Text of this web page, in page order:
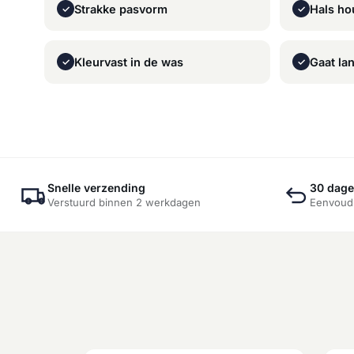
✓ Strakke pasvorm ✓ Hals
✓ Kleurvast in de was ✓ Gaat
Snelle verzending
Verstuurd binnen 2 werkdagen
30